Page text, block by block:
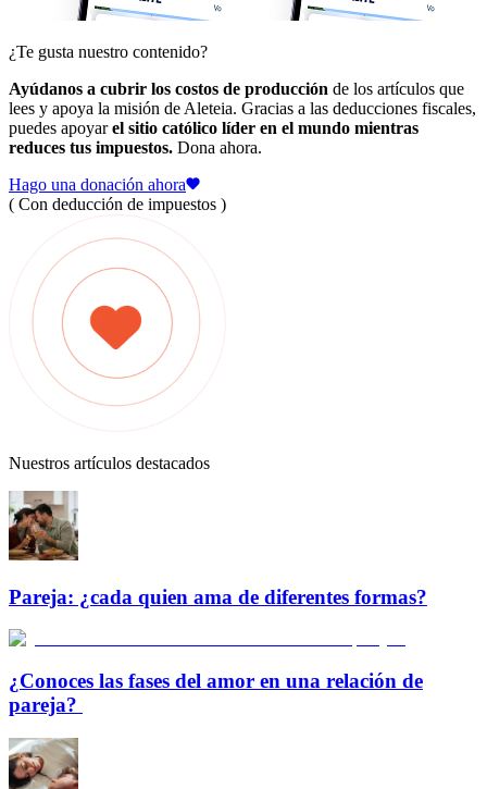
¿Te gusta nuestro contenido?
Ayúdanos a cubrir los costos de producción de los artículos que
lees y apoya la misión de Aleteia. Gracias a las deducciones fiscales,
puedes apoyarel sitio católico líder en el mundo mientras
reduces tus impuestos. Dona ahora.
Hago una donación ahora
( Con deducción de impuestos )
Nuestros artículos destacados
Pareja: ¿cada quien ama de diferentes formas?
¿Conoces las fases del amor en una relación de
pareja?